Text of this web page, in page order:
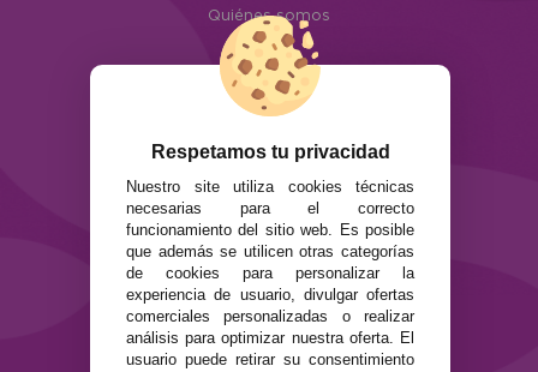
Quiénes somos
Info
ATENCIÓN AL CLIENTE
Envíos y devoluciones
Formas de pago
SEGURIDAD Y PRIVACIDAD
Términos y condiciones de uso
Política de privacidad
Política de cookies
Respetamos tu privacidad
Nuestro site utiliza cookies técnicas
necesarias para el correcto
funcionamiento del sitio web. Es posible
que además se utilicen otras categorías
de cookies para personalizar la
experiencia de usuario, divulgar ofertas
comerciales personalizadas o realizar
análisis para optimizar nuestra oferta. El
usuario puede retirar su consentimiento